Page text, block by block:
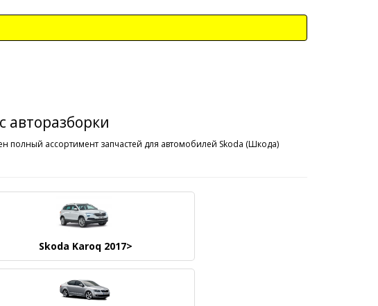
авторазборки
полный ассортимент запчастей для автомобилей Skoda (Шкода)
Skoda Karoq 2017>